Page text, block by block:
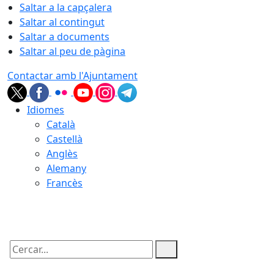
Saltar a la capçalera
Saltar al contingut
Saltar a documents
Saltar al peu de pàgina
Contactar amb l'Ajuntament
Idiomes
Català
Castellà
Anglès
Alemany
Francès
Cercar: